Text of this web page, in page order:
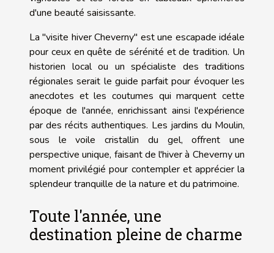
d'une beauté saisissante.
La "visite hiver Cheverny" est une escapade idéale
pour ceux en quête de sérénité et de tradition. Un
historien local ou un spécialiste des traditions
régionales serait le guide parfait pour évoquer les
anecdotes et les coutumes qui marquent cette
époque de l'année, enrichissant ainsi l'expérience
par des récits authentiques. Les jardins du Moulin,
sous le voile cristallin du gel, offrent une
perspective unique, faisant de l'hiver à Cheverny un
moment privilégié pour contempler et apprécier la
splendeur tranquille de la nature et du patrimoine.
Toute l'année, une
destination pleine de charme